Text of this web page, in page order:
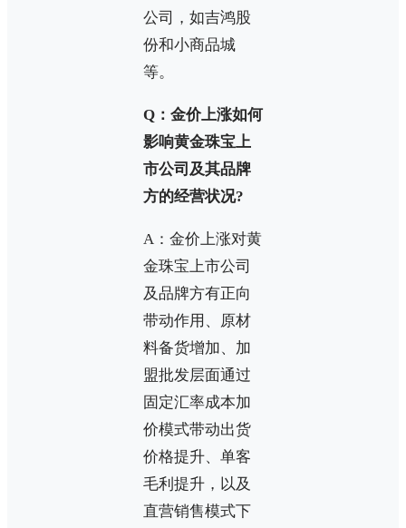
公司，如吉鸿股
份和小商品城
等。
Q：金价上涨如何
影响黄金珠宝上
市公司及其品牌
方的经营状况?
A：金价上涨对黄
金珠宝上市公司
及品牌方有正向
带动作用、原材
料备货增加、加
盟批发层面通过
固定汇率成本加
价模式带动出货
价格提升、单客
毛利提升，以及
直营销售模式下